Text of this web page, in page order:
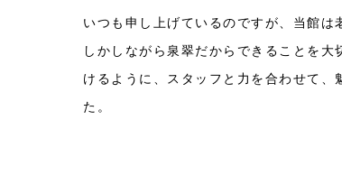
いつも申し上げているのですが、当館は
しかしながら泉翠だからできることを
けるように、スタッフと力を合わせて
た。